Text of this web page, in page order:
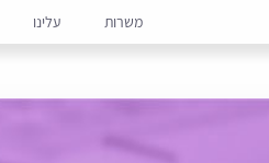
משרות עלינו